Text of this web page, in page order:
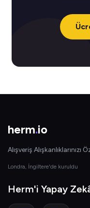
herm.io
Alışveriş
Londra, İngiltere'de kuruldu
Herm'i Yapay